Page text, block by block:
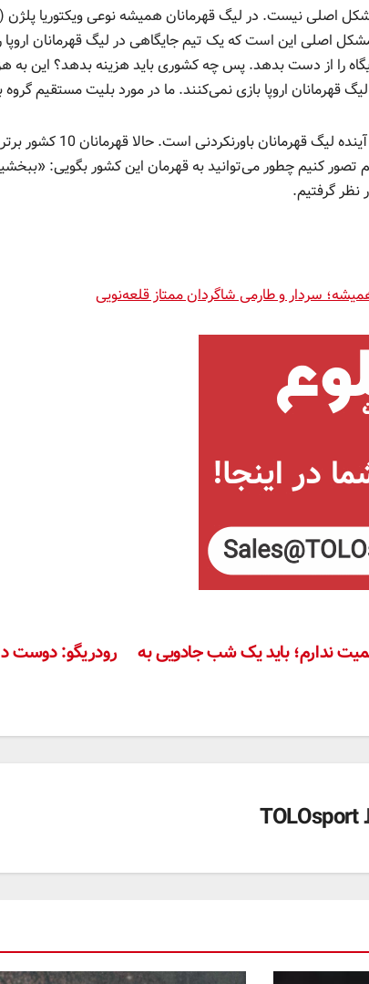
اصلی نیست. در لیگ قهرمانان همیشه نوعی ویکتوریا
اصلی این است که یک تیم جایگاهی در لیگ قهرمانان
را از دست بدهد. پس چه کشوری باید هزینه بدهد؟ این به
قهرمانان اروپا بازی نمی‌کنند. ما در مورد بلیت مستقیم
خبر بازی النصر در
تصور کنیم چطور می‌توانید به قهرمان این کشور بگویی:
گرفتیم.
سردار و طارمی شاگردان ممتاز قلعه‌نویی
رودریگو: دوست
ندارم؛ باید یک شب جادویی به
TOLOsport